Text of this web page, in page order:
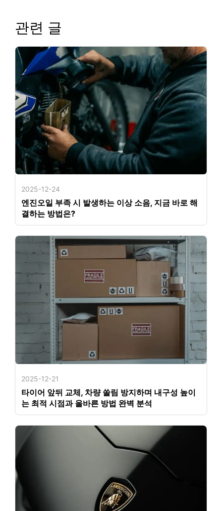
관련 글
2025-12-24
엔진오일 부족 시 발생하는 이상 소음, 지금 바로 해
결하는 방법은?
2025-12-21
타이어 앞뒤 교체, 차량 쏠림 방지하며 내구성 높이
는 최적 시점과 올바른 방법 완벽 분석